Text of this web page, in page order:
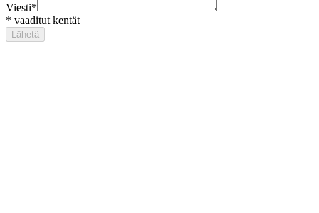
Viesti*
* vaaditut kentät